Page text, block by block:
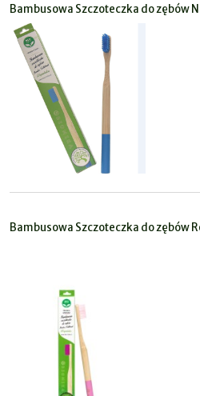
Bambusowa Szczoteczka do zębów
Bambusowa Szczoteczka do zębów